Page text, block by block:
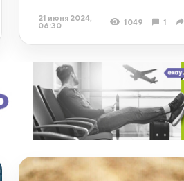
21 июня 2024,
06:30
1049 1